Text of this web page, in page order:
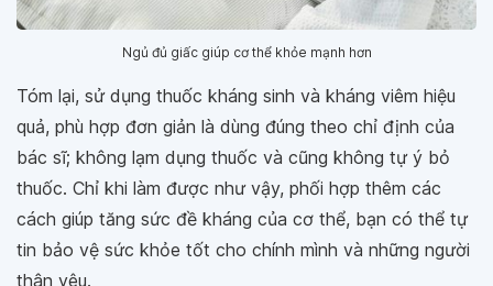
Ngủ đủ giấc giúp cơ thể khỏe mạnh hơn
Tóm lại, sử dụng thuốc kháng sinh và kháng viêm hiệu
quả, phù hợp đơn giản là dùng đúng theo chỉ định của
bác sĩ; không lạm dụng thuốc và cũng không tự ý bỏ
thuốc. Chỉ khi làm được như vậy, phối hợp thêm các
cách giúp tăng sức đề kháng của cơ thể, bạn có thể tự
tin bảo vệ sức khỏe tốt cho chính mình và những người
thân yêu.